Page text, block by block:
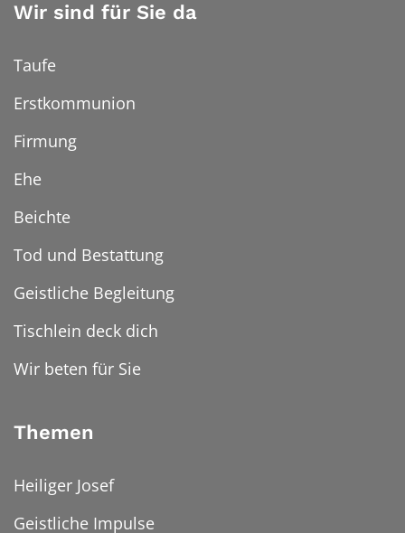
Wir sind für Sie da
Taufe
Erstkommunion
Firmung
Ehe
Beichte
Tod und Bestattung
Geistliche Begleitung
Tischlein deck dich
Wir beten für Sie
Themen
Heiliger Josef
Geistliche Impulse